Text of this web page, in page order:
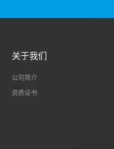
关于我们
公司简介
资质证书